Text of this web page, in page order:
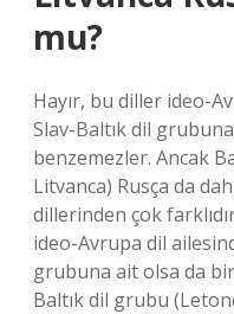
mu?
Hayır, bu diller ideo-
Slav-Baltık dil
benzemezler. Ancak
Litvanca) Rusça da
dillerinden çok
ideo-Avrupa dil
grubuna ait olsa da
Baltık dil grubu